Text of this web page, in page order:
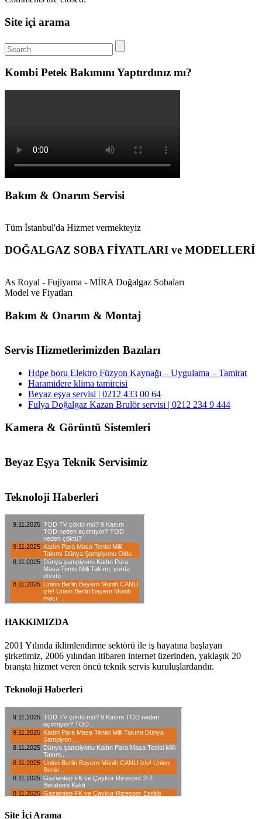
Site içi arama
Kombi Petek Bakımını Yaptırdınız mı?
Bakım & Onarım Servisi
Tüm İstanbul'da Hizmet vermekteyiz
DOĞALGAZ SOBA FİYATLARI ve MODELLERİ
As Royal - Fujiyama - MİRA Doğalgaz Sobaları
Model ve Fiyatları
Bakım & Onarım & Montaj
Servis Hizmetlerimizden Bazıları
Hdpe boru Elektro Füzyon Kaynağı – Uygulama – Tamirat
Haramidere klima tamircisi
Beyaz eşya servisi | 0212 433 00 64
Fulya Doğalgaz Kazan Brulör servisi | 0212 234 9 444
Kamera & Görüntü Sistemleri
Beyaz Eşya Teknik Servisimiz
Teknoloji Haberleri
HAKKIMIZDA
2001 Yılında iklimlendirme sektörü ile iş hayatına başlayan
şirketimiz, 2006 yılından itibaren internet üzerinden, yaklaşık 20
branşta hizmet veren öncü teknik servis kuruluşlardandır.
Teknoloji Haberleri
Site İçi Arama